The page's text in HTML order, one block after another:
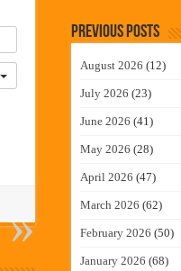
Previous Posts
August 2026 (12)
July 2026 (23)
June 2026 (41)
May 2026 (28)
April 2026 (47)
March 2026 (62)
February 2026 (50)
January 2026 (68)